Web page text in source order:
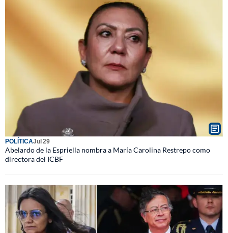
POLÍTICAJul 29
Abelardo de la Espriella nombra a María Carolina Restrepo como
directora del ICBF